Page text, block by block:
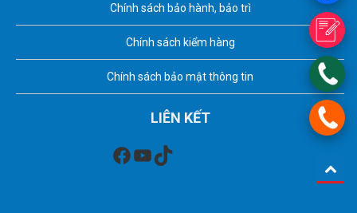
Chính sách bảo hành, bảo trì
Chính sách kiểm hàng
Chính sách bảo mật thông tin
LIÊN KẾT
Facebook
Youtube
TikTok